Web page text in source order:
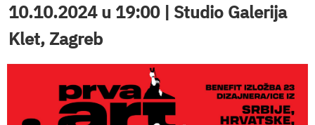
10.10.2024 u 19:00 | Studio Galerija
Klet, Zagreb